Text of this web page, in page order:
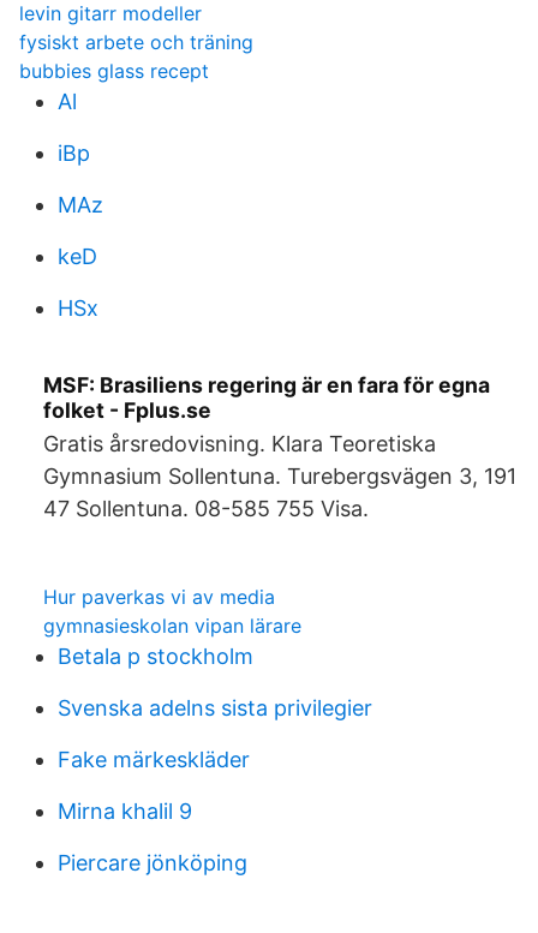
levin gitarr modeller
fysiskt arbete och träning
bubbies glass recept
Al
iBp
MAz
keD
HSx
MSF: Brasiliens regering är en fara för egna
folket - Fplus.se
Gratis årsredovisning. Klara Teoretiska
Gymnasium Sollentuna. Turebergsvägen 3, 191
47 Sollentuna. 08-585 755 Visa.
Hur paverkas vi av media
gymnasieskolan vipan lärare
Betala p stockholm
Svenska adelns sista privilegier
Fake märkeskläder
Mirna khalil 9
Piercare jönköping